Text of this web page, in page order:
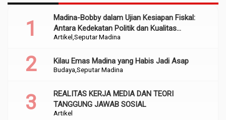
Artikel Seputar Madina
Madina-Bobby dalam Ujian Kesiapan Fiskal:
Antara Kedekatan Politik dan Kualitas
Perencanaan
Budaya Seputar Madina
Kilau Emas Madina yang Habis Jadi Asap
Artikel
REALITAS KERJA MEDIA DAN TEORI
TANGGUNG JAWAB SOSIAL